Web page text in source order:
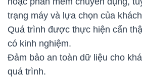
trạng máy và lựa chọn của
Quá trình được thực hiện cẩn
có kinh nghiệm.
Đảm bảo an toàn dữ liệu cho
quá trình.